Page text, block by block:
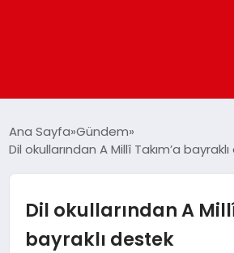
DÜNYA
Ana Sayfa Gündem
Dil okullarından A Millî Takım’a
Dil okullarından A
bayraklı destek